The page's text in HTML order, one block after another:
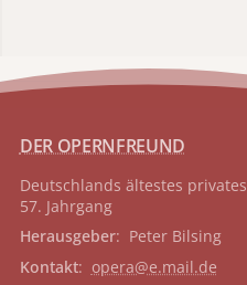
DER OPERNFREUND
Deutschlands ältestes privates
57. Jahrgang
Herausgeber: Peter Bilsing
Kontakt: opera@e.mail.de